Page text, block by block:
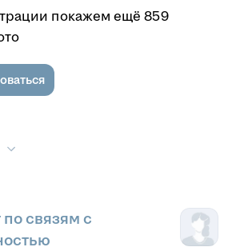
покажем ещё 859
связям с